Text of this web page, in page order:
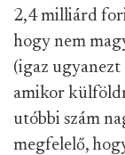
2,4 milliárd
hogy nem
(igaz ugyanezt
amikor
utóbbi szám
megfelelő,